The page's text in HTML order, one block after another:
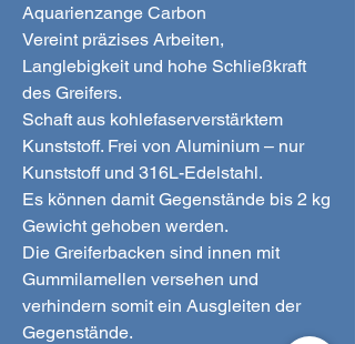
Aquarienzange Carbon
Vereint präzises Arbeiten,
Langlebigkeit und hohe Schließkraft
des Greifers.
Schaft aus kohlefaserverstärktem
Kunststoff. Frei von Aluminium – nur
Kunststoff und 316L-Edelstahl.
Es können damit Gegenstände bis 2 kg
Gewicht gehoben werden.
Die Greiferbacken sind innen mit
Gummilamellen versehen und
verhindern somit ein Ausgleiten der
Gegenstände.